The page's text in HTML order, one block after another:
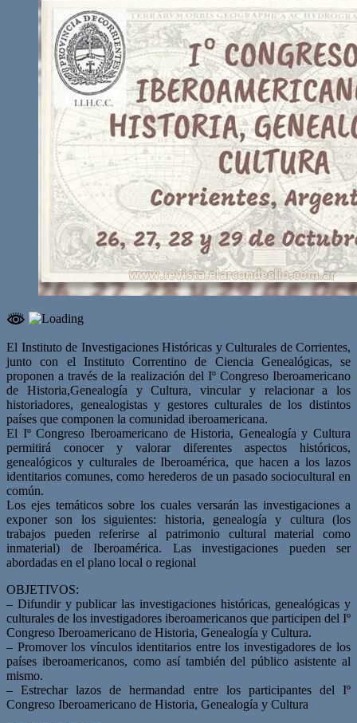
El Instituto de Investigaciones Históricas y Culturales de Corrientes,
junto con el Instituto Correntino de Ciencia Genealógicas, se
proponen a través de la realización del Iº Congreso Iberoamericano
de Historia,Genealogía y Cultura, vincular y relacionar a los
historiadores, genealogistas y gestores culturales de los distintos
países que componen la comunidad iberoamericana.
El Iº Congreso Iberoamericano de Historia, Genealogía y Cultura
permitirá conocer y valorar diferentes aspectos históricos,
genealógicos y culturales de Iberoamérica, que hacen a los lazos
identitarios comunes, como herederos de un pasado sociocultural en
común.
Los ejes temáticos sobre los cuales versarán las investigaciones a
exponer son los siguientes: historia, genealogía y cultura (los
trabajos pueden referirse al patrimonio cultural material como
inmaterial) de Iberoamérica. Las investigaciones pueden ser
abordadas en el plano local o regional
OBJETIVOS:
– Difundir y publicar las investigaciones históricas, genealógicas y
culturales de los investigadores iberoamericanos que participen del Iº
Congreso Iberoamericano de Historia, Genealogía y Cultura.
– Promover los vínculos identitarios entre los investigadores de los
países iberoamericanos, como así también del público asistente al
mismo.
– Estrechar lazos de hermandad entre los participantes del Iº
Congreso Iberoamericano de Historia, Genealogía y Cultura